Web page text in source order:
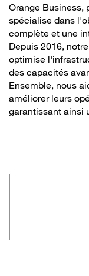
Orange Business,
spécialise dans
complète et une
Depuis 2016,
optimise
des capacités
Ensemble, nous
améliorer leurs
garantissant ainsi